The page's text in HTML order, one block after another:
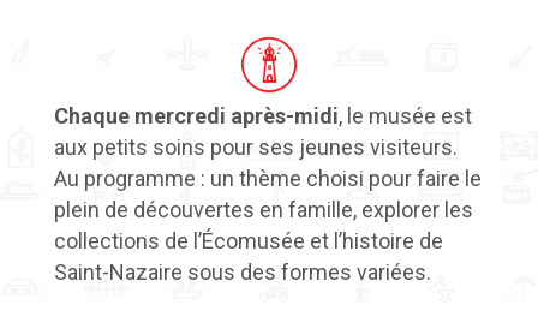
Chaque mercredi après-midi, le musée est
aux petits soins pour ses jeunes visiteurs.
Au programme : un thème choisi pour faire le
plein de découvertes en famille, explorer les
collections de l’Écomusée et l’histoire de
Saint-Nazaire sous des formes variées.